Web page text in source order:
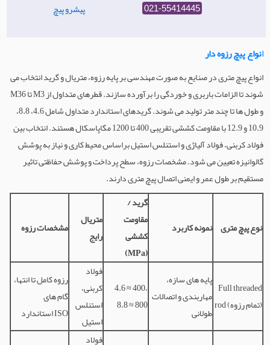
پیشرو پیچ 021-55414445
انواع پیچ رزوه دار
انواع پیچ متری در صنایع به صورت مهندسی بر پایه رزوه، متریال و گرید انتخاب می
شوند تا الزامات باربری و خوردگی را برآورده سازند. قطرهای متداول از M3 تا M36
و طول ها تا چند متر تولید می شوند. گریدهای استاندارد متداول شامل 4.6، 8.8،
10.9 و 12.9 با مقاومت کششی تقریبی 400 تا 1200 مگاپاسکال هستند. انتخاب بین
فولاد کربنی، فولاد آلیاژی و استنلس استیل براساس محیط کاری و نیاز به پوشش
گالوانیزه تعیین می شود. مشخصات رزوه، سطح پرداخت و پوشش حفاظتی تاثیر
مستقیم بر طول عمر و ایمنی اتصال پیچ متری دارند.
مشخصات رزوه
متریال
رایج
گرید /
مقاومت
کششی
(MPa)
نمونه کاربرد نوع پیچ متری
رزوه کامل تا انتها،
گام های
استاندارد ISO
فولاد
کربنی،
استنلس
استیل
4.6 ≈ 400،
8.8 ≈ 800
پایه های سازه،
مهاربندی و اتصالات
طولانی
Full threaded
rod (تمام رزوه)
فولاد